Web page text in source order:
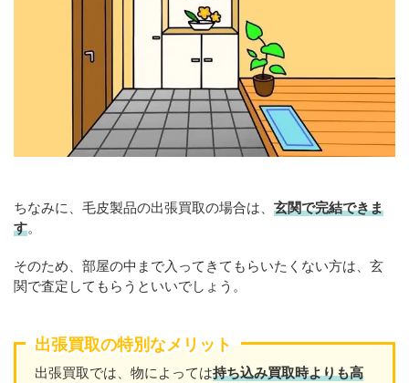
ちなみに、毛皮製品の出張買取の場合は、 玄関で完結できま
す。
そのため、部屋の中まで入ってきてもらいたくない方は、玄
関で査定してもらうといいでしょう。
出張買取の特別なメリット
出張買取では、物によっては持ち込み買取時よりも高